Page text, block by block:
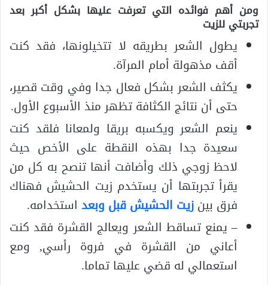
ومن أهم فوائده التي تعرفت عليها بشكل أكبر بعد
تجربتي للزيت
يطول الشعر بطريقه لا تتخيلونها، فقد كنت
أقف مذهولة أمام المرآة.
يكثف الشعر بشكل فعال جدا وفي وقت قصير،
حتى أن نتائج الكثافة تظهر منذ الأسبوع الأول.
ينعم الشعر ويكسبه بريقا ولمعانا فلقد كنت
سعيدة جدا بهذه النقطة على الأخص حيث
لاحظ زوجي ذلك وأضافت أنها تنصح به كل من
يقرأ تجربتها أن يستخدم زيت الحشيش فهناك
فرق بينزيت الحشيش قبل وبعد استخدامه.
– يمنع تساقط الشعر ويعالج القشرة فقد كنت
أعاني من القشرة في فروة رأسي, ومع
استعمالي له قضي عليها تماما.